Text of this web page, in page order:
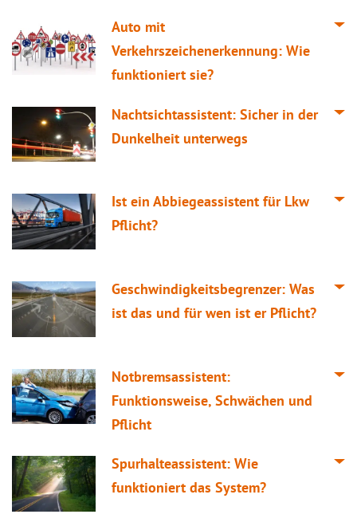
Auto mit
Verkehrszeichenerkennung: Wie
funktioniert sie?
Nachtsichtassistent: Sicher in der
Dunkelheit unterwegs
Ist ein Abbiegeassistent für Lkw
Pflicht?
Geschwindigkeitsbegrenzer: Was
ist das und für wen ist er Pflicht?
Notbremsassistent:
Funktionsweise, Schwächen und
Pflicht
Spurhalteassistent: Wie
funktioniert das System?